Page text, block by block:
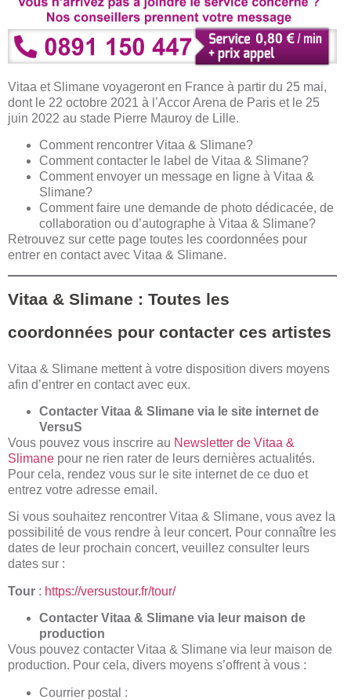
Vitaa et Slimane voyageront en France à partir du 25 mai,
dont le 22 octobre 2021 à l’Accor Arena de Paris et le 25
juin 2022 au stade Pierre Mauroy de Lille.
Comment rencontrer Vitaa & Slimane?
Comment contacter le label de Vitaa & Slimane?
Comment envoyer un message en ligne à Vitaa &
Slimane?
Comment faire une demande de photo dédicacée, de
collaboration ou d’autographe à Vitaa & Slimane?
Retrouvez sur cette page toutes les coordonnées pour
entrer en contact avec Vitaa & Slimane.
Vitaa & Slimane : Toutes les
coordonnées pour contacter ces artistes
Vitaa & Slimane mettent à votre disposition divers moyens
afin d’entrer en contact avec eux.
Contacter Vitaa & Slimane via le site internet de
VersuS
Vous pouvez vous inscrire au Newsletter de Vitaa &
Slimane pour ne rien rater de leurs dernières actualités.
Pour cela, rendez vous sur le site internet de ce duo et
entrez votre adresse email.
Si vous souhaitez rencontrer Vitaa & Slimane, vous avez la
possibilité de vous rendre à leur concert. Pour connaître les
dates de leur prochain concert, veuillez consulter leurs
dates sur :
Tour : https://versustour.fr/tour/
Contacter Vitaa & Slimane via leur maison de
production
Vous pouvez contacter Vitaa & Slimane via leur maison de
production. Pour cela, divers moyens s’offrent à vous :
Courrier postal :